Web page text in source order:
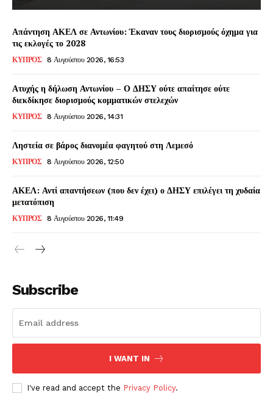
Απάντηση ΑΚΕΛ σε Αντωνίου: Έκαναν τους διορισμούς όχημα για
τις εκλογές το 2028
ΚΥΠΡΟΣ 8 Αυγούστου 2026, 16:53
Ατυχής η δήλωση Αντωνίου – Ο ΔΗΣΥ ούτε απαίτησε ούτε
διεκδίκησε διορισμούς κομματικών στελεχών
ΚΥΠΡΟΣ 8 Αυγούστου 2026, 14:31
Ληστεία σε βάρος διανομέα φαγητού στη Λεμεσό
ΚΥΠΡΟΣ 8 Αυγούστου 2026, 12:50
ΑΚΕΛ: Αντί απαντήσεων (που δεν έχει) ο ΔΗΣΥ επιλέγει τη χυδαία
μετατόπιση
ΚΥΠΡΟΣ 8 Αυγούστου 2026, 11:49
Subscribe
I WANT IN
I've read and accept the Privacy Policy.